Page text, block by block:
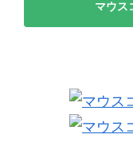
マウス